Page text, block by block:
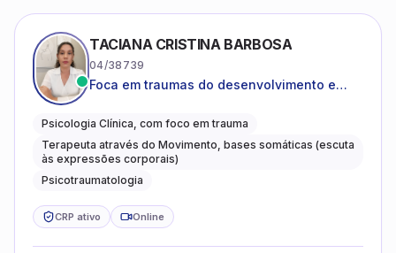
TACIANA CRISTINA BARBOSA
04/38739
Foca em traumas do desenvolvimento e
Psicologia Clínica, com foco em trauma
Terapeuta através do Movimento, bases somáticas (escuta
às expressões corporais)
Psicotraumatologia
CRP ativo Online